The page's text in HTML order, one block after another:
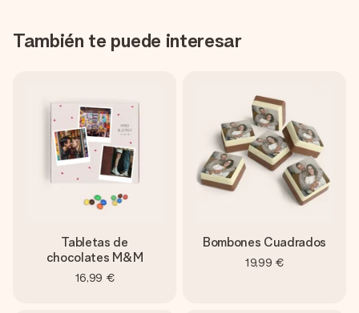
También te puede interesar
Tabletas de
chocolates M&M
16,99 €
Bombones Cuadrados
19,99 €